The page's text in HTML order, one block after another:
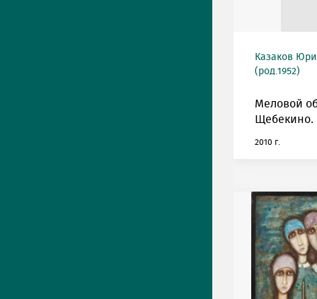
Казаков
(род.1952)
Меловой
Щебекино.
2010 г.